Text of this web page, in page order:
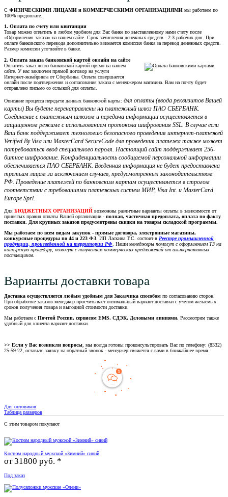
С ФИЗИЧЕСКИМИ ЛИЦАМИ и КОММЕРЧЕСКИМИ ОРГАНИЗАЦИЯМИ мы работаем по
100% предоплате.
1. Оплата по счету или квитанции
Товар можно оплатить в любом удобном для Вас банке по выставленному нами счету после
«Оформления заказа» на нашем сайте. Срок зачисления денежных средств - 2-3 рабочих дня. При
оплате банковского перевода дополнительно взимается комиссия банка за перевод денежных средств.
Размер комиссии уточняйте в банке.
2. Оплата заказа банковской картой онлайн на сайте
Оплатить заказ легко банковской картой прямо на нашем
сайте. У нас заключен прямой договор на услуги
Интернет-эквайринга от Сбербанка. Оплата совершается
онлайн после подтвержения и согласования заказа с менеджером магазина. Вам на почту будет
отправлено письмо со сслыкой для оплаты.
Описание процесса передачи данных банковской карты: для оплаты (ввода реквизитов Вашей
карты) Вы будете перенаправлены на платежный шлюз ПАО СБЕРБАНК.
Соединение с платежным шлюзом и передача информации осуществляется в
защищенном режиме с использованием протокола шифрования SSL. В случае если
Ваш банк поддерживает технологию безопасного проведения интернет-платежей
Verified By Visa или MasterCard SecureCode для проведения платежа также может
потребоваться ввод специального пароля. Настоящий сайт поддерживает 256-
битное шифрование. Конфиденциальность сообщаемой персональной информации
обеспечивается ПАО СБЕРБАНК. Введенная информация не будет предоставлена
третьим лицам за исключением случаев, предусмотренных законодательством
РФ. Проведение платежей по банковским картам осуществляется в строгом
соответствии с требованиями платежных систем МИР, Visa Int. и MasterCard
Europe Sprl.
Для БЮДЖЕТНЫХ ОРГАНИЗАЦИЙ возможны различные варианты оплаты в зависимости от
принятых правил оплаты Вашей организации - полная, частичная предоплата, оплата по факту
поставки. Для крупных заказов предусмотрены скидки на товары складской программы.
Мы работаем по всем видам закупок - прямые договора, электронные магазины,
конкурсные процедуры по 44 и 223 ФЗ. ИП Ласкина Т.С. состоит в Реестре промышленной
продукции, произведенной на территории РФ. Наши менеджеры помогут с оформлением ТЗ на
конкурсную процедуру, помогут с получением коммерческих предложений от альтернативных
поставщиков.
Варианты доставки товара
Доставка осуществляется любым удобным для Заказчика способом по согласованию сторон.
При обработке заказов менеджер просчитывает оптимальный вариант доставки с учетом желаемых
сроков получения товара и выгодной стоимости доставки.
Мы работаем с Почтой России, сервисом EMS, СДЭК, Деловыми линиями. Рассмотрим также
удобный для клиента вариант доставки.
>> Если у Вас возникли вопросы, мы всегда готовы проконсультировать Вас по телефону: (8332)
25-59-22, оставьте заявку на обратный звонок - менеджер свяжется с вами в ближайшее время.
Для оптовиков
Таблица размеров
С этим товаром покупают
Костюм народный мужской «Зимний» синий
от31800 руб. *
Под заказ